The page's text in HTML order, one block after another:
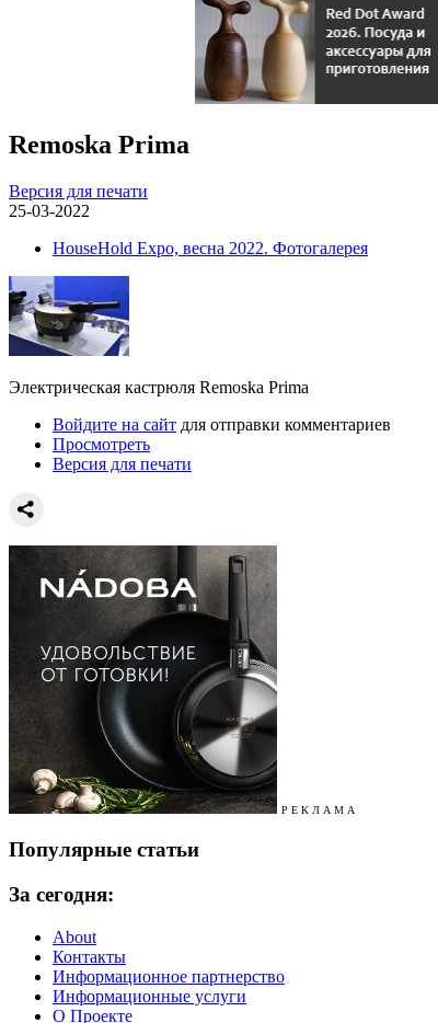
Remoska Prima
Версия для печати
25-03-2022
HouseHold Expo, весна 2022. Фотогалерея
Электрическая кастрюля Remoska Prima
Войдите на сайт для отправки комментариев
Просмотреть
Версия для печати
Р Е К Л А М А
Популярные статьи
За сегодня:
About
Контакты
Информационное партнерство
Информационные услуги
О Проекте